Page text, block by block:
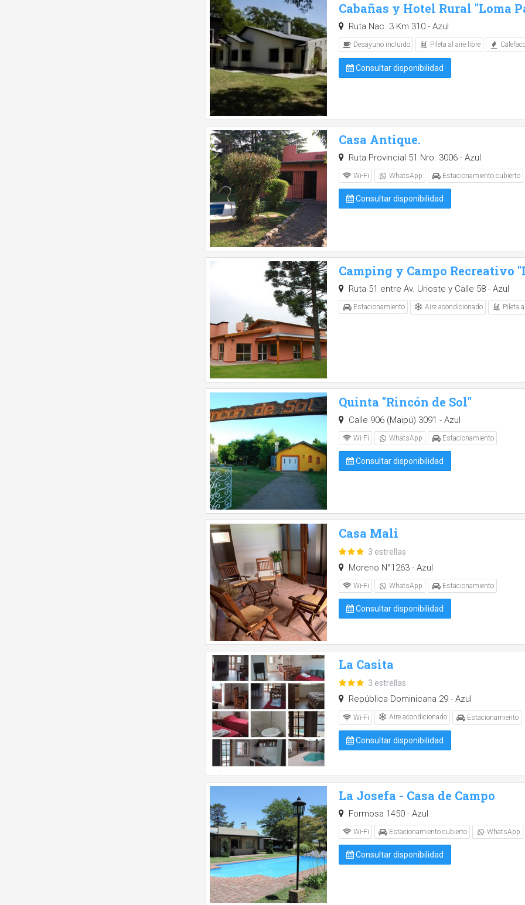
Cabañas y Hotel Rural "Loma
Ruta Nac. 3 Km 310 - Azul
Desayuno incluido Pileta al aire libre
Consultar disponibilidad
Casa Antique.
Ruta Provincial 51 Nro. 3006 - Azul
Wi-Fi WhatsApp Estacionamiento cubierto
Consultar disponibilidad
Camping y Campo Recreativo
Ruta 51 entre Av. Urioste y Calle 58 - Azul
Estacionamiento Aire acondicionado Pileta
Quinta "Rincón de Sol"
Calle 906 (Maipú) 3091 - Azul
Wi-Fi WhatsApp Estacionamiento
Consultar disponibilidad
Casa Mali
3 estrellas
Moreno N°1263 - Azul
Wi-Fi WhatsApp Estacionamiento
Consultar disponibilidad
La Casita
3 estrellas
República Dominicana 29 - Azul
Wi-Fi Aire acondicionado Estacionamiento
Consultar disponibilidad
La Josefa - Casa de Campo
Formosa 1450 - Azul
Wi-Fi Estacionamiento cubierto WhatsApp
Consultar disponibilidad